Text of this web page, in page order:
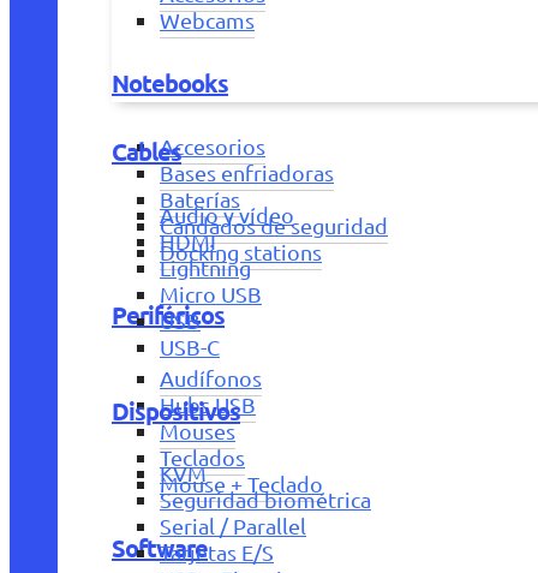
Webcams
Notebooks
Accesorios
Bases enfriadoras
Baterías
Candados de seguridad
Docking stations
Periféricos
Audífonos
Hubs USB
Mouses
Teclados
Mouse + Teclado
Software
Cables
Audio y vídeo
HDMI
Lightning
Micro USB
USB
USB-C
Dispositivos
KVM
Seguridad biométrica
Serial / Parallel
Tarjetas E/S